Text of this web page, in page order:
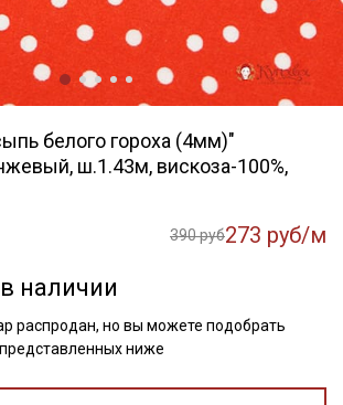
белого гороха (4мм)"
ш.1.43м, вискоза-100%,
390 руб273 руб/м
наличии
распродан, но вы можете подобрать
ниже